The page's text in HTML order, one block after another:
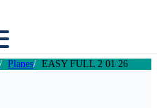
Planes EASY FULL 2 01 26